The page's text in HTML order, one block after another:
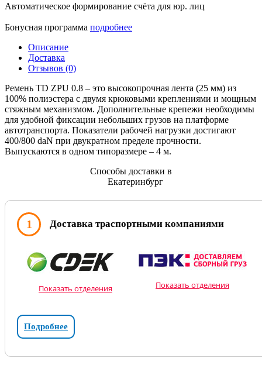
Автоматическое формирование счёта для юр. лиц
Бонусная программа подробнее
Описание
Доставка
Отзывов (0)
Ремень TD ZPU 0.8 – это высокопрочная лента (25 мм) из
100% полиэстера с двумя крюковыми креплениями и мощным
стяжным механизмом. Дополнительные крепежи необходимы
для удобной фиксации небольших грузов на платформе
автотранспорта. Показатели рабочей нагрузки достигают
400/800 daN при двукратном пределе прочности.
Выпускаются в одном типоразмере – 4 м.
Способы доставки в
Екатеринбург
1 Доставка траспортными компаниями
Показать отделения Показать отделения
Подробнее